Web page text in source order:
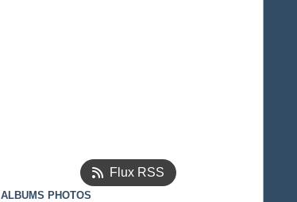
Flux RSS
ALBUMS PHOTOS